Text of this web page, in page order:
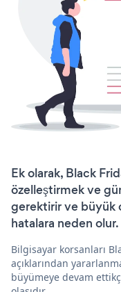
Ek olarak, Black
özelleştirmek ve
gerektirir ve büyük
hatalara neden olur.
Bilgisayar korsanları
açıklarından
büyümeye devam